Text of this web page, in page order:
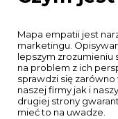
Mapa empatii jest
marketingu.
lepszym zrozumieniu
na problem z ich
sprawdzi się
naszej firmy jak i
drugiej strony
mieć to na uwadze.